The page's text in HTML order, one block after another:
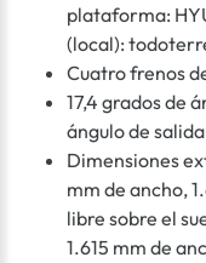
plataforma:
(local):
Cuatro frenos
17,4 grados de
ángulo de salida
Dimensiones
mm de ancho,
libre sobre el
1.615 mm de